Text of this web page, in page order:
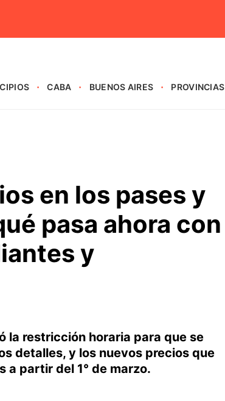
CABA BUENOS AIRES PROVINCIAS
en los pases y
pasa ahora con
y
la restricción horaria para que se
detalles, y los nuevos precios que
a partir del 1° de marzo.